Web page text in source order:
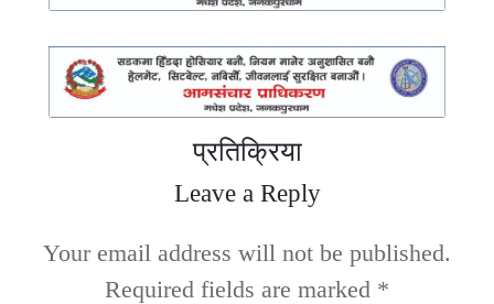
प्रतिक्रिया
Leave a Reply
Your email address will not be published.
Required fields are marked *